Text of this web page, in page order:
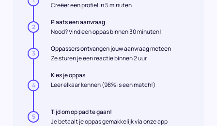
Creëer een profiel in 5 minuten
2
Plaats een aanvraag
Nood? Vind een oppas binnen 30 minuten!
3
Oppassers ontvangen jouw aanvraag meteen
Ze sturen je een reactie binnen 2 uur
4
Kies je oppas
Leer elkaar kennen (98% is een match!)
5
Tijd om op pad te gaan!
Je betaalt je oppas gemakkelijk via onze app